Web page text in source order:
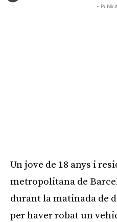
-
Un jove de 18 anys i
metropolitana de
durant la matinada de
per haver robat un